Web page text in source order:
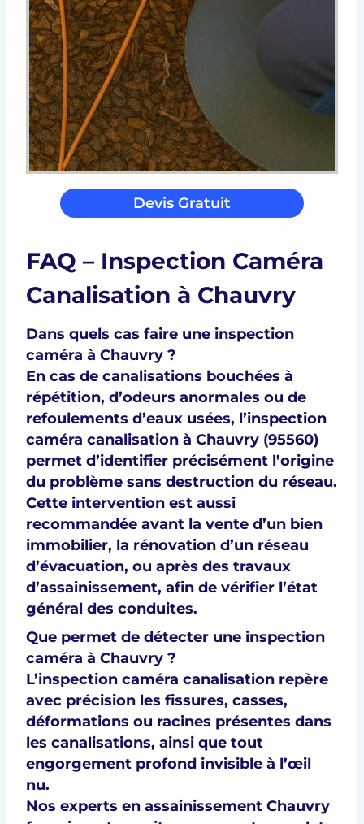
Devis Gratuit
FAQ – Inspection Caméra
Canalisation à Chauvry
Dans quels cas faire une inspection
caméra à Chauvry ?
En cas de canalisations bouchées à
répétition, d’odeurs anormales ou de
refoulements d’eaux usées, l’inspection
caméra canalisation à Chauvry (95560)
permet d’identifier précisément l’origine
du problème sans destruction du réseau.
Cette intervention est aussi
recommandée avant la vente d’un bien
immobilier, la rénovation d’un réseau
d’évacuation, ou après des travaux
d’assainissement, afin de vérifier l’état
général des conduites.
Que permet de détecter une inspection
caméra à Chauvry ?
L’inspection caméra canalisation repère
avec précision les fissures, casses,
déformations ou racines présentes dans
les canalisations, ainsi que tout
engorgement profond invisible à l’œil
nu.
Nos experts en assainissement Chauvry